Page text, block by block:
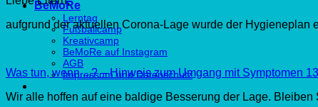
BeMoRe
Lerntag
Fußballcamp
Kreativcamp
BeMoRe auf Instagram
AGB
Impressum und Datenschutz
aufgrund der aktuellen Corona-Lage wurde der
Was tun, wenn ...? – Hinweis zum Umgang mit Symptomen
Wir alle hoffen auf eine baldige Besserung der Lage. Bleiben